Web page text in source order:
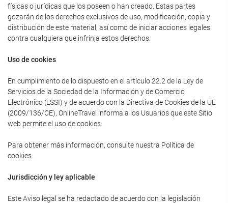
físicas o jurídicas que los poseen o han creado. Estas partes
gozarán de los derechos exclusivos de uso, modificación, copia y
distribución de este material, así como de iniciar acciones legales
contra cualquiera que infrinja estos derechos.
Uso de cookies
En cumplimiento de lo dispuesto en el artículo 22.2 de la Ley de
Servicios de la Sociedad de la Información y de Comercio
Electrónico (LSSI) y de acuerdo con la Directiva de Cookies de la UE
(2009/136/CE), OnlineTravel informa a los Usuarios que este Sitio
web permite el uso de cookies.
Para obtener más información, consulte nuestra Política de
cookies.
Jurisdicción y ley aplicable
Este Aviso legal se ha redactado de acuerdo con la legislación